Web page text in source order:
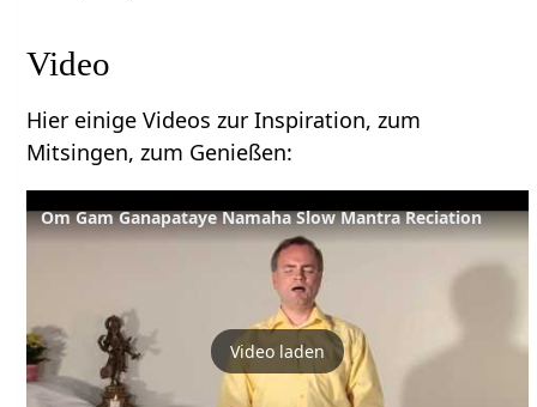
Video
Hier einige Videos zur Inspiration, zum
Mitsingen, zum Genießen:
Om Gam Ganapataye Namaha Slow Mantra Reciation
Video laden